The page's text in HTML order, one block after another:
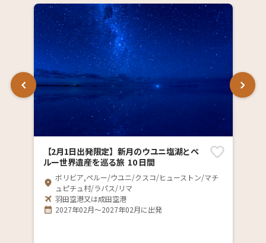
【2月1日出発限定】新月のウユニ塩湖とペ
ルー世界遺産を巡る旅 10 日間
ボリビア,ペルー/ウユニ/クスコ/ヒューストン/マチ
ュピチュ村/ラパス/リマ
羽田空港又は成田空港
2027年02月～2027年02月に出発